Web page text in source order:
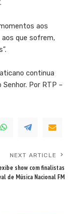
aos
que sofrem,
continua
Por RTP –
NEXT ARTICLE
show com finalistas
de Música Nacional FM